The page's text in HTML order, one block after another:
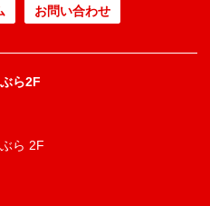
お問い合わせ
ら2F
ら 2F